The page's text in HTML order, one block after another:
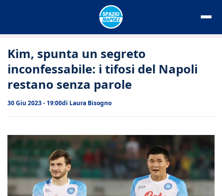
Kim, spunta un segreto
inconfessabile: i tifosi del Napoli
restano senza parole
30 Giu 2023 - 19:00di Laura Bisogno